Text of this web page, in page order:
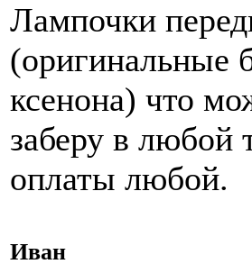
Лампочки
(оригинальные
ксенона) что
заберу в любой
оплаты любой.
Иван